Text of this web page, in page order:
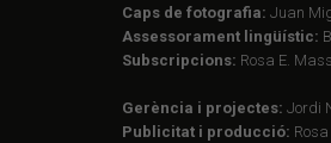
Caps de fotografia: Juan
Assessorament lingüístic:
Subscripcions: Rosa E.
Gerència i projectes: Jordi
Publicitat i producció: